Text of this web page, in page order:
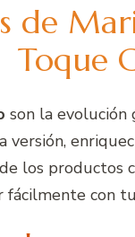
de
Toque
son la evolución
versión,
los productos
fácilmente con